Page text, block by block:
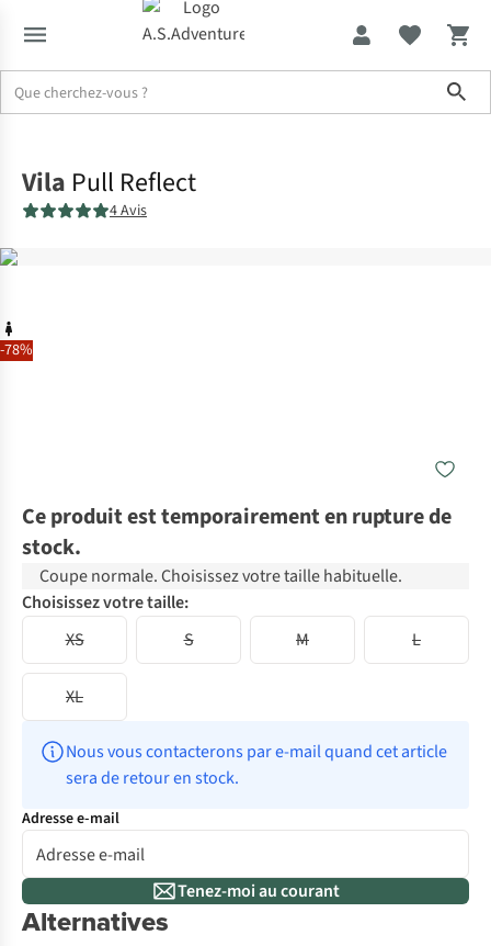
-78%
Vila Pull Reflect
4 Avis
Ce produit est temporairement en rupture de
stock.
Coupe normale. Choisissez votre taille habituelle.
Choisissez votre taille:
XS
S M L
XL
Nous vous contacterons par e-mail quand cet article
sera de retour en stock.
Adresse e-mail
Tenez-moi au courant
Alternatives